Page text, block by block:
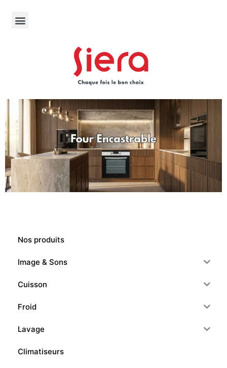
Nos produits
Image & Sons
Cuisson
Froid
Lavage
Climatiseurs